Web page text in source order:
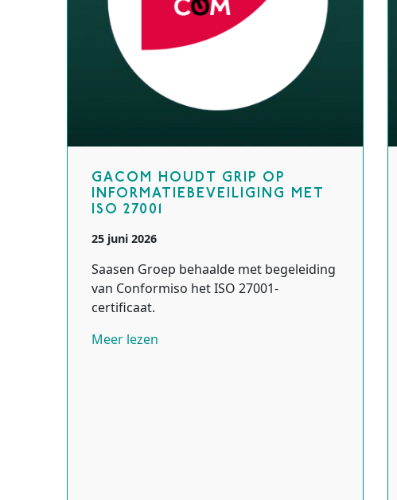
GACOM HOUDT GRIP OP
INFORMATIEBEVEILIGING MET
ISO 27001
25 juni 2026
Saasen Groep behaalde met begeleiding
van Conformiso het ISO 27001-
certificaat.
Meer lezen